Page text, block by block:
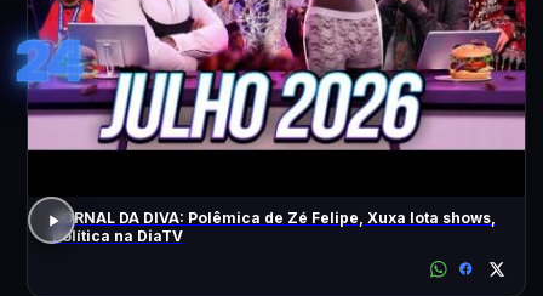
24
JORNAL DA DIVA: Polêmica de Zé Felipe, Xuxa lota shows,
Política na DiaTV